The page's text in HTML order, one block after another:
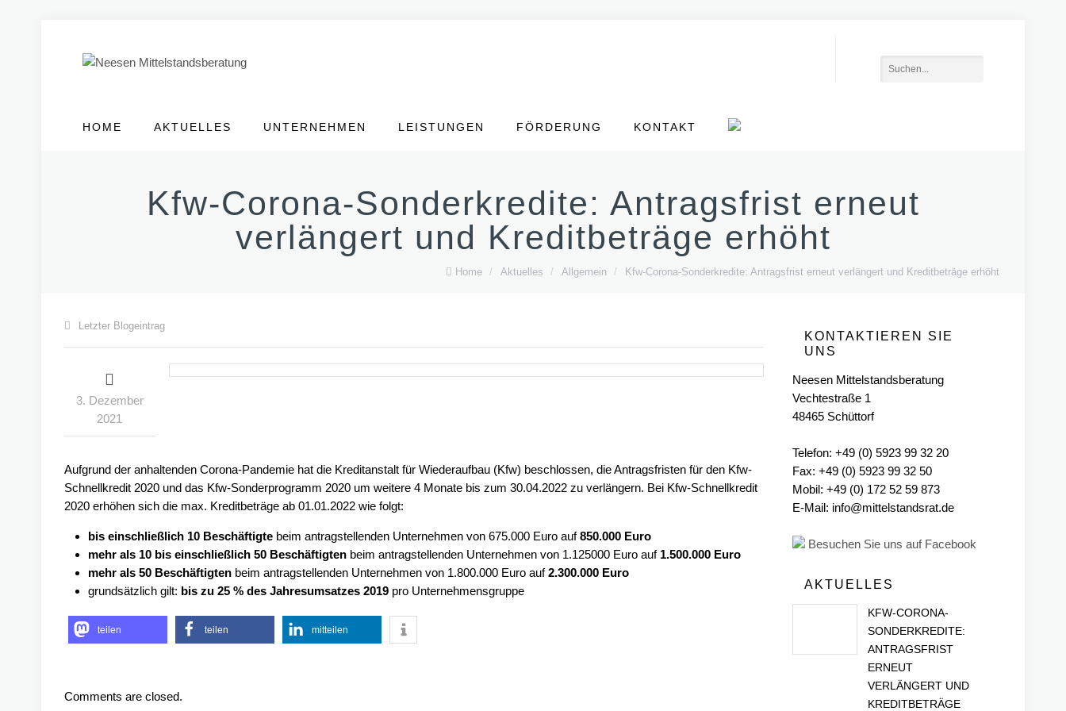
HOME AKTUELLES UNTERNEHMEN LEISTUNGEN FÖRDERUNG KONTAKT
Kfw-Corona-Sonderkredite: Antragsfrist erneut
verlängert und Kreditbeträge erhöht
Home / Aktuelles / Allgemein / Kfw-Corona-Sonderkredite: Antragsfrist erneut verlängert und Kreditbeträge erhöht
Letzter Blogeintrag
3. Dezember
2021
Aufgrund der anhaltenden Corona-Pandemie hat die Kreditanstalt für Wiederaufbau (Kfw) beschlossen, die Antragsfristen für den Kfw-
Schnellkredit 2020 und das Kfw-Sonderprogramm 2020 um weitere 4 Monate bis zum 30.04.2022 zu verlängern. Bei Kfw-Schnellkredit
2020 erhöhen sich die max. Kreditbeträge ab 01.01.2022 wie folgt:
bis einschließlich 10 Beschäftigte beim antragstellenden Unternehmen von 675.000 Euro auf850.000 Euro
mehr als 10 bis einschließlich 50 Beschäftigten beim antragstellenden Unternehmen von 1.125000 Euro auf 1.500.000 Euro
mehr als 50 Beschäftigten beim antragstellenden Unternehmen von 1.800.000 Euro auf2.300.000 Euro
grundsätzlich gilt: bis zu 25 % des Jahresumsatzes 2019 pro Unternehmensgruppe
teilen teilen mitteilen
Comments are closed.
KONTAKTIEREN SIE
UNS
Neesen Mittelstandsberatung
Vechtestraße 1
48465 Schüttorf
Telefon: +49 (0) 5923 99 32 20
Fax: +49 (0) 5923 99 32 50
Mobil: +49 (0) 172 52 59 873
E-Mail: info@mittelstandsrat.de
Besuchen Sie uns auf Facebook
AKTUELLES
KFW-CORONA-
SONDERKREDITE:
ANTRAGSFRIST
ERNEUT
VERLÄNGERT UND
KREDITBETRÄGE